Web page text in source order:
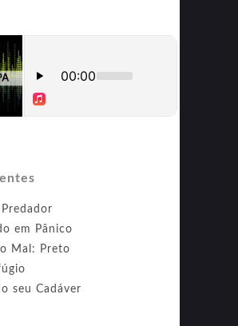
em Pânico
Mal: Preto
seu Cadáver